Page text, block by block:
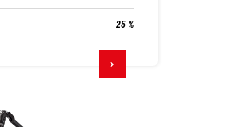
25 %